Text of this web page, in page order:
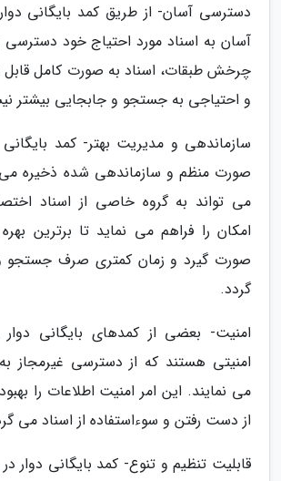
دسترسی آسان- از طریق کمد بایگانی
آسان به اسناد مورد احتیاج خود دسترسی
چرخش طبقات، اسناد به صورت کامل
و احتیاجی به جستجو و جابجایی بیشتر
سازماندهی و مدیریت بهتر- کمد بایگانی
صورت منظم و سازماندهی شده ذخیره می
می تواند به گروه خاصی از اسناد
امکان را فراهم می نماید تا برترین
صورت گیرد و زمان کمتری صرف جستجو
گردد.
امنیت- بعضی از کمدهای بایگانی
امنیتی هستند که از دسترسی غیرمجاز
می نمایند. این امر امنیت اطلاعات را
از دست رفتن و سوءاستفاده از اسناد می
قابلیت تنظیم و تنوع- کمد بایگانی دوار